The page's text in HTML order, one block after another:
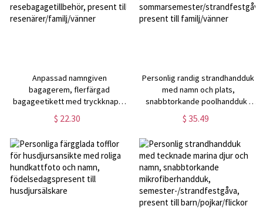
Anpassad namngiven
bagagerem, flerfärgad
bagageetikett med tryckknapp,
resväskerem,
resebagagetillbehör, present till
$ 22.30
Personlig randig strandhandduk
med namn och plats,
snabbtorkande poolhandduk i
mikrofiber,
sommarsemester/strandfestgåva,
$ 35.49